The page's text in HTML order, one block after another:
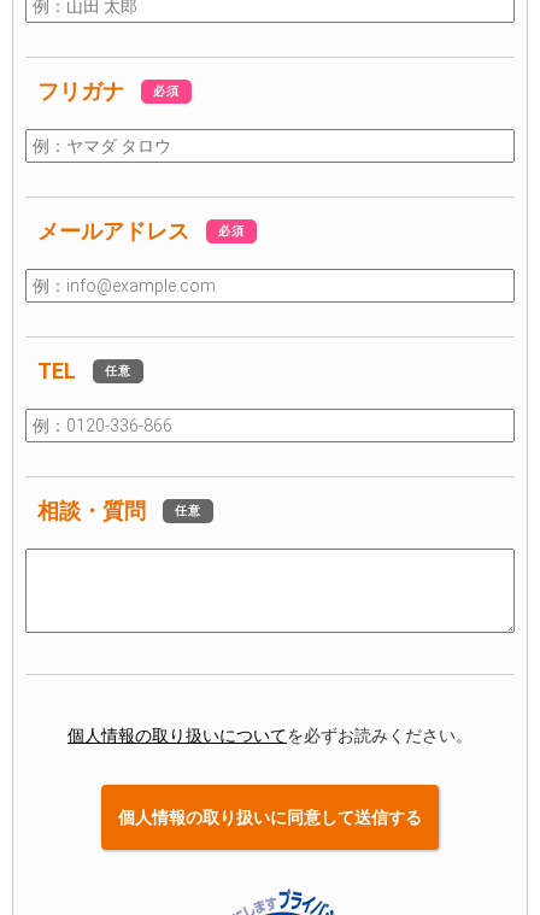
フリガナ 必須
メールアドレス 必須
TEL 任意
相談・質問 任意
個人情報の取り扱いについてを必ずお読みください。